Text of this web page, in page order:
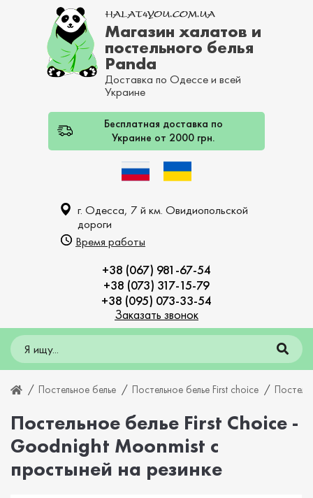
Магазин халатов и
постельного белья
Panda
Доставка по Одессе и всей
Украине
Бесплатная доставка по
Украине от 2000 грн.
г. Одесса, 7 й км. Овидиопольской
дороги
Время работы
+38 (067) 981-67-54
+38 (073) 317-15-79
+38 (095) 073-33-54
Заказать звонок
Постельное белье Постельное белье First choice
Постельное белье First Choice -
Goodnight Moonmist с
простыней на резинке